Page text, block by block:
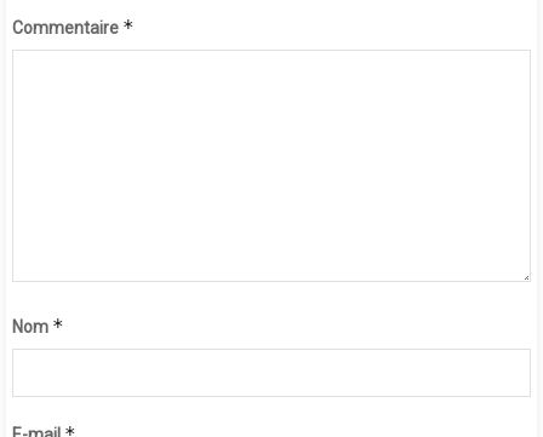
Commentaire *
Nom *